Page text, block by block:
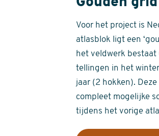
Voor het project is
atlasblok ligt een
het veldwerk
tellingen in het
jaar (2 hokken).
compleet mogelijke
tijdens het vorige